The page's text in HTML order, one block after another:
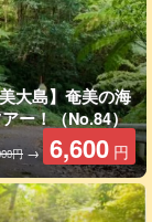
です。
大島】奄美の海
ー！（No.84）
円→ 6,600 円